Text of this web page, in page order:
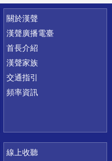
關於漢聲
漢聲廣播電臺
首長介紹
漢聲家族
交通指引
頻率資訊
線上收聽